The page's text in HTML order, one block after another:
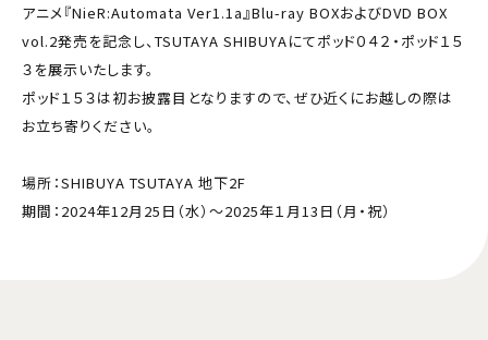
アニメ『NieR:Automata Ver1.1a』Blu-ray BOXおよびDVD BOX
vol.2発売を記念し、TSUTAYA SHIBUYAにてポッド０４２・ポッド１５
３を展示いたします。
ポッド１５３は初お披露目となりますので、ぜひ近くにお越しの際は
お立ち寄りください。
場所：SHIBUYA TSUTAYA 地下2F
期間：2024年12月25日（水）～2025年１月13日（月・祝）